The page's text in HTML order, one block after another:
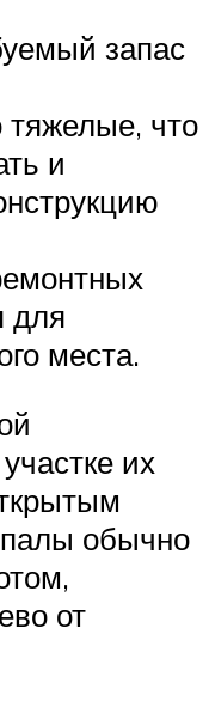
запас
что
и
для
места.
их
обычно
от